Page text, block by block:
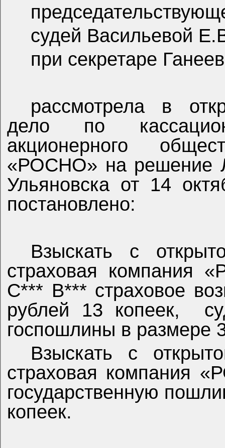
судей Васильевой
при секретаре
рассмотрела в
дело по
акционерного
«РОСНО» на решение
Ульяновска от 14
постановлено:
Взыскать с
страховая компания
С*** В*** страховое
рублей 13 копеек,
госпошлины в размере
Взыскать с
страховая компания
государственную
копеек.